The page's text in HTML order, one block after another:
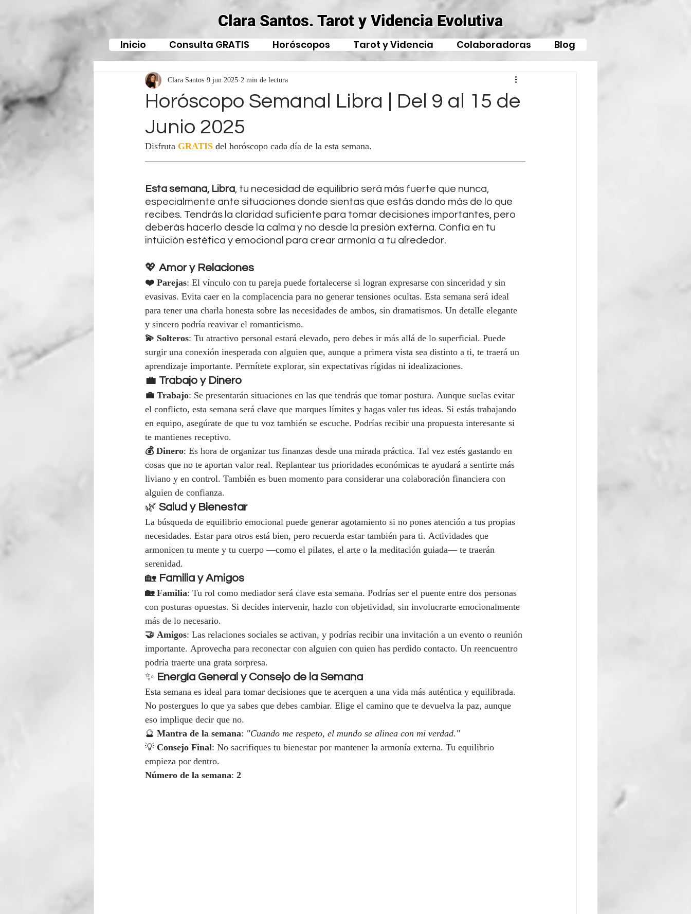
Clara Santos. Tarot y Videncia Evolutiva
Inicio Consulta GRATIS Horóscopos Tarot y Videncia Colaboradoras Blog
Horóscopo Semanal Libra | Del 9 al 15 de
Junio 2025
Clara Santos9 jun 20252 min de lectura
Disfruta GRATISdel horóscopo cada día de la esta semana.
Esta semana, Libra, tu necesidad de equilibrio será más fuerte que nunca,
especialmente ante situaciones donde sientas que estás dando más de lo que
recibes. Tendrás la claridad suficiente para tomar decisiones importantes, pero
deberás hacerlo desde la calma y no desde la presión externa. Confía en tu
intuición estética y emocional para crear armonía a tu alrededor.
💖 Amor y Relaciones
❤️ Parejas: El vínculo con tu pareja puede fortalecerse si logran expresarse con sinceridad y sin
evasivas. Evita caer en la complacencia para no generar tensiones ocultas. Esta semana será ideal
para tener una charla honesta sobre las necesidades de ambos, sin dramatismos. Un detalle elegante
y sincero podría reavivar el romanticismo.
💫 Solteros: Tu atractivo personal estará elevado, pero debes ir más allá de lo superficial. Puede
surgir una conexión inesperada con alguien que, aunque a primera vista sea distinto a ti, te traerá un
aprendizaje importante. Permítete explorar, sin expectativas rígidas ni idealizaciones.
💼 Trabajo y Dinero
💼 Trabajo: Se presentarán situaciones en las que tendrás que tomar postura. Aunque suelas evitar
el conflicto, esta semana será clave que marques límites y hagas valer tus ideas. Si estás trabajando
en equipo, asegúrate de que tu voz también se escuche. Podrías recibir una propuesta interesante si
te mantienes receptivo.
💰 Dinero: Es hora de organizar tus finanzas desde una mirada práctica. Tal vez estés gastando en
cosas que no te aportan valor real. Replantear tus prioridades económicas te ayudará a sentirte más
liviano y en control. También es buen momento para considerar una colaboración financiera con
alguien de confianza.
🌿 Salud y Bienestar
La búsqueda de equilibrio emocional puede generar agotamiento si no pones atención a tus propias
necesidades. Estar para otros está bien, pero recuerda estar también para ti. Actividades que
armonicen tu mente y tu cuerpo —como el pilates, el arte o la meditación guiada— te traerán
serenidad.
🏡 Familia y Amigos
🏡 Familia: Tu rol como mediador será clave esta semana. Podrías ser el puente entre dos personas
con posturas opuestas. Si decides intervenir, hazlo con objetividad, sin involucrarte emocionalmente
más de lo necesario.
🤝 Amigos: Las relaciones sociales se activan, y podrías recibir una invitación a un evento o reunión
importante. Aprovecha para reconectar con alguien con quien has perdido contacto. Un reencuentro
podría traerte una grata sorpresa.
✨ Energía General y Consejo de la Semana
Esta semana es ideal para tomar decisiones que te acerquen a una vida más auténtica y equilibrada.
No postergues lo que ya sabes que debes cambiar. Elige el camino que te devuelva la paz, aunque
eso implique decir que no.
🔮 Mantra de la semana: "Cuando me respeto, el mundo se alinea con mi verdad."
💡 Consejo Final: No sacrifiques tu bienestar por mantener la armonía externa. Tu equilibrio
empieza por dentro.
Número de la semana: 2